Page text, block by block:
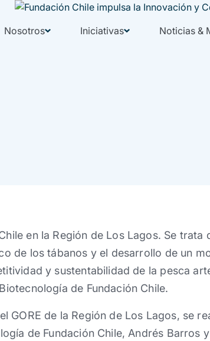
Nosotros Iniciativas Noticias &
en la Región de Los Lagos. Se trata
de los tábanos y el desarrollo de un
y sustentabilidad de la pesca
de Fundación Chile.
GORE de la Región de Los Lagos, se
de Fundación Chile, Andrés Barros